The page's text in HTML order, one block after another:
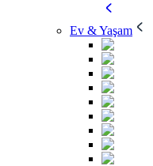
Ev & Yaşam